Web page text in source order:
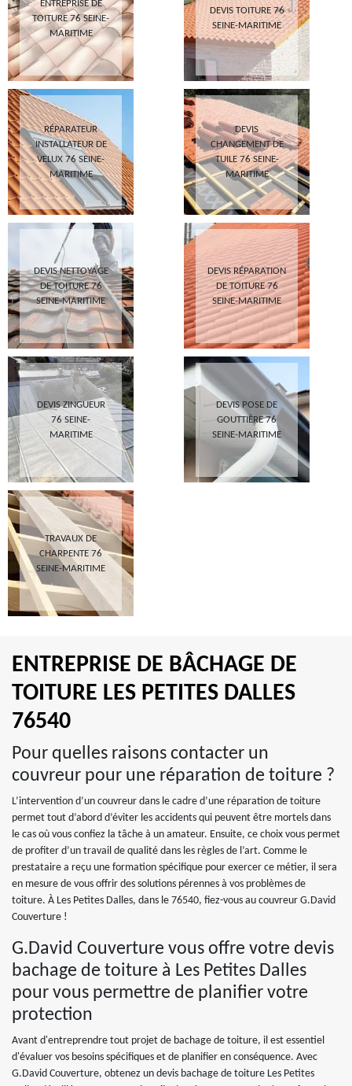
ENTREPRISE DE
TOITURE 76 SEINE-
MARITIME
DEVIS TOITURE 76
SEINE-MARITIME
RÉPARATEUR
INSTALLATEUR DE
VELUX 76 SEINE-
MARITIME
DEVIS
CHANGEMENT DE
TUILE 76 SEINE-
MARITIME
DEVIS NETTOYAGE
DE TOITURE 76
SEINE-MARITIME
DEVIS RÉPARATION
DE TOITURE 76
SEINE-MARITIME
DEVIS ZINGUEUR
76 SEINE-
MARITIME
DEVIS POSE DE
GOUTTIÈRE 76
SEINE-MARITIME
TRAVAUX DE
CHARPENTE 76
SEINE-MARITIME
ENTREPRISE DE BÂCHAGE DE
TOITURE LES PETITES DALLES
76540
Pour quelles raisons contacter un
couvreur pour une réparation de toiture ?
L’intervention d’un couvreur dans le cadre d’une réparation de toiture
permet tout d’abord d’éviter les accidents qui peuvent être mortels dans
le cas où vous confiez la tâche à un amateur. Ensuite, ce choix vous permet
de profiter d’un travail de qualité dans les règles de l’art. Comme le
prestataire a reçu une formation spécifique pour exercer ce métier, il sera
en mesure de vous offrir des solutions pérennes à vos problèmes de
toiture. À Les Petites Dalles, dans le 76540, fiez-vous au couvreur G.David
Couverture !
G.David Couverture vous offre votre devis
bachage de toiture à Les Petites Dalles
pour vous permettre de planifier votre
protection
Avant d'entreprendre tout projet de bachage de toiture, il est essentiel
d'évaluer vos besoins spécifiques et de planifier en conséquence. Avec
G.David Couverture, obtenez un devis bachage de toiture Les Petites